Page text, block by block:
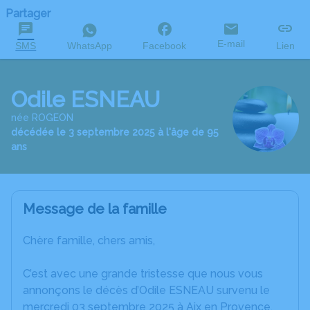
Partager
SMS WhatsApp Facebook E-mail Lien
Odile ESNEAU
née ROGEON
décédée le 3 septembre 2025 à l'âge de 95
ans
Message de la famille
Chère famille, chers amis,
C’est avec une grande tristesse que nous vous
annonçons le décès d’Odile ESNEAU survenu le
mercredi 03 septembre 2025 à Aix en Provence.